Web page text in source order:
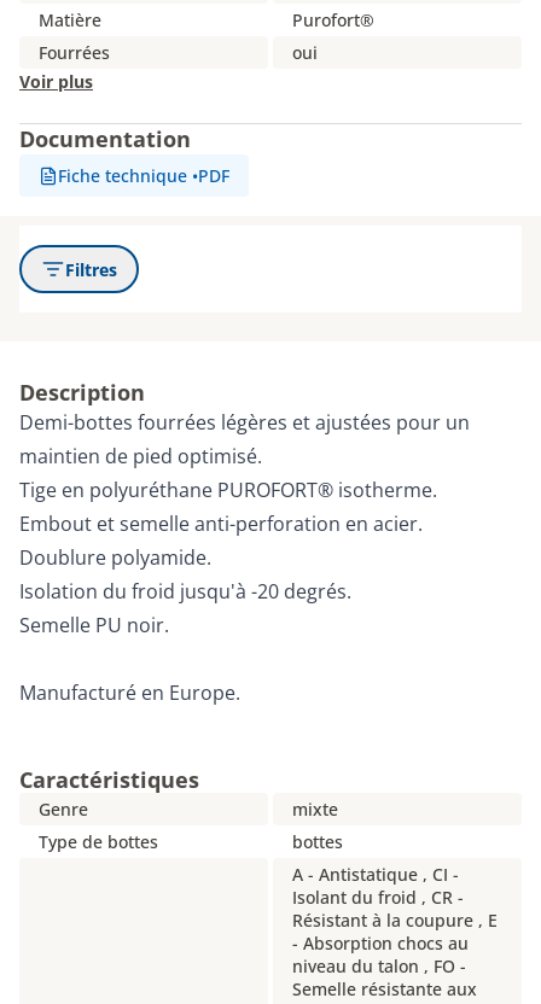
Matière
Purofort®
Fourrées
oui
Voir plus
Documentation
Fiche technique •PDF
Filtres
Description
Demi-bottes fourrées légères et ajustées pour un
maintien de pied optimisé.
Tige en polyuréthane PUROFORT® isotherme.
Embout et semelle anti-perforation en acier.
Doublure polyamide.
Isolation du froid jusqu'à -20 degrés.
Semelle PU noir.
Manufacturé en Europe.
Caractéristiques
Genre
mixte
Type de bottes
bottes
A - Antistatique , CI -
Isolant du froid , CR -
Résistant à la coupure , E
- Absorption chocs au
niveau du talon , FO -
Semelle résistante aux